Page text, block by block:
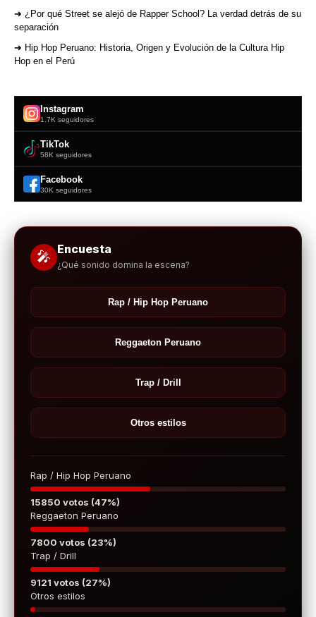
➜ ¿Por qué Street se alejó de Rapper School? La verdad detrás de su
separación
➜ Hip Hop Peruano: Historia, Origen y Evolución de la Cultura Hip
Hop en el Perú
Instagram
1.7K seguidores
TikTok
58K seguidores
Facebook
30K seguidores
🎤 Encuesta
¿Qué sonido domina la escena?
Rap / Hip Hop Peruano
Reggaeton Peruano
Trap / Drill
Otros estilos
Rap / Hip Hop Peruano
15850 votos (47%)
Reggaeton Peruano
7800 votos (23%)
Trap / Drill
9121 votos (27%)
Otros estilos